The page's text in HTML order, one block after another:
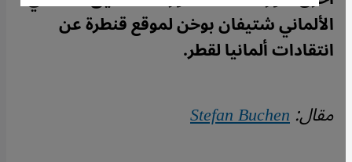
الألماني شتيفان بوخن لموقع قنطرة عن
انتقادات ألمانيا لقطر.
مقال:Stefan Buchen